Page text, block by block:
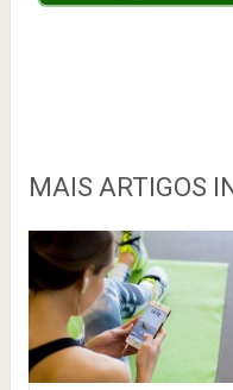
MAIS ARTIGOS